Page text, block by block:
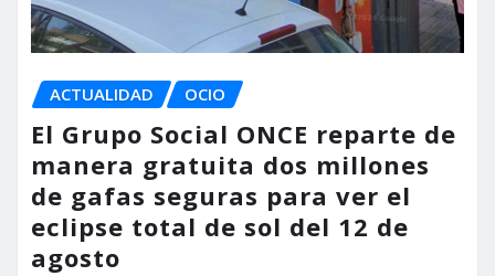
ACTUALIDAD OCIO
El Grupo Social ONCE reparte de
manera gratuita dos millones
de gafas seguras para ver el
eclipse total de sol del 12 de
agosto